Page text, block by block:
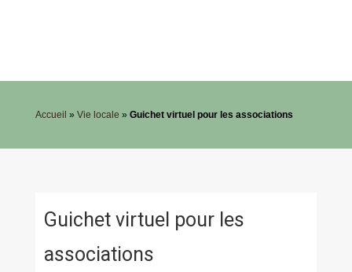
Accueil » Vie locale » Guichet virtuel pour les associations
Guichet virtuel pour les
associations